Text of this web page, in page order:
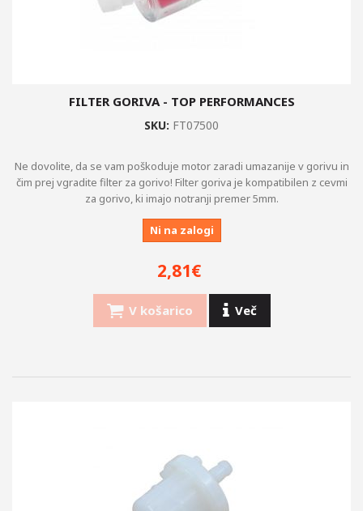
FILTER GORIVA - TOP PERFORMANCES
SKU: FT07500
Ne dovolite, da se vam poškoduje motor zaradi umazanije v gorivu in
čim prej vgradite filter za gorivo! Filter goriva je kompatibilen z cevmi
za gorivo, ki imajo notranji premer 5mm.
Ni na zalogi
2,81€
V košarico Več